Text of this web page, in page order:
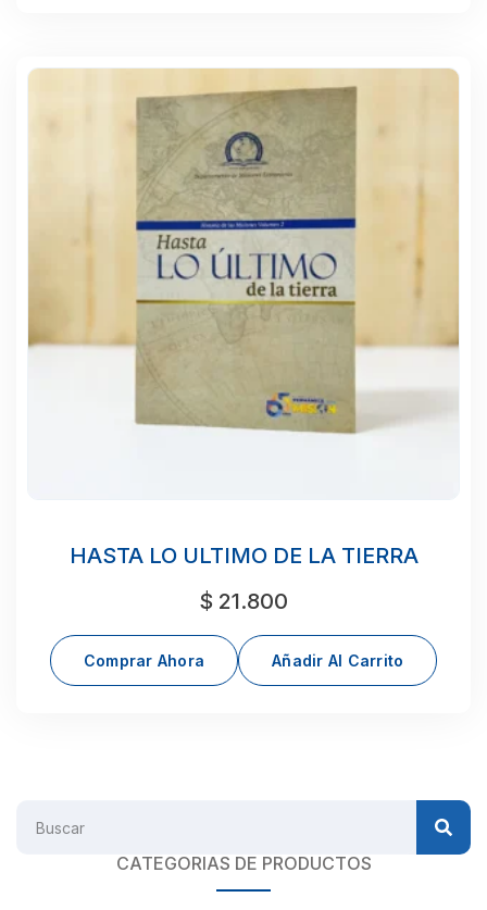
HASTA LO ULTIMO DE LA TIERRA
$ 21.800
Comprar Ahora Añadir Al Carrito
CATEGORIAS DE PRODUCTOS